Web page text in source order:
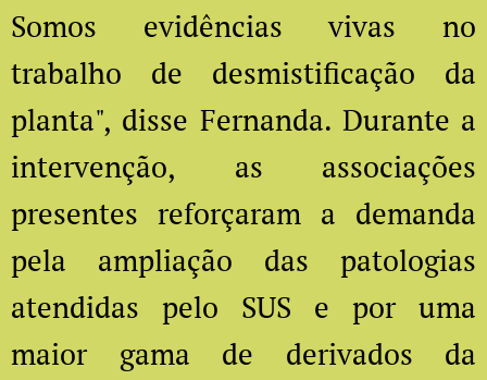
Somos evidências vivas no
trabalho de desmistificação da
planta", disse Fernanda. Durante a
intervenção, as associações
presentes reforçaram a demanda
pela ampliação das patologias
atendidas pelo SUS e por uma
maior gama de derivados da